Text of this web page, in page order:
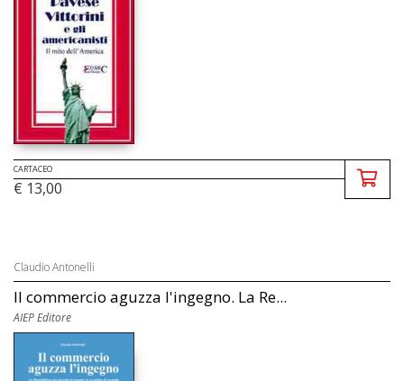
CARTACEO
€ 13,00
Claudio Antonelli
Il commercio aguzza l'ingegno. La Re...
AIEP Editore